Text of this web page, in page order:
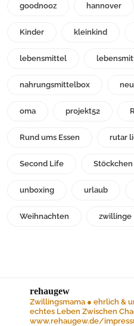
goodnooz hannover
Kinder kleinkind
lebensmittel
nahrungsmittelbox
oma projekt52
Rund ums Essen rutar
Second Life Stöckchen
unboxing urlaub
Weihnachten zwillinge
rehaugew
Zwillingsmama ● ehrlich &
echtes Leben Zwischen
www.rehaugew.de/